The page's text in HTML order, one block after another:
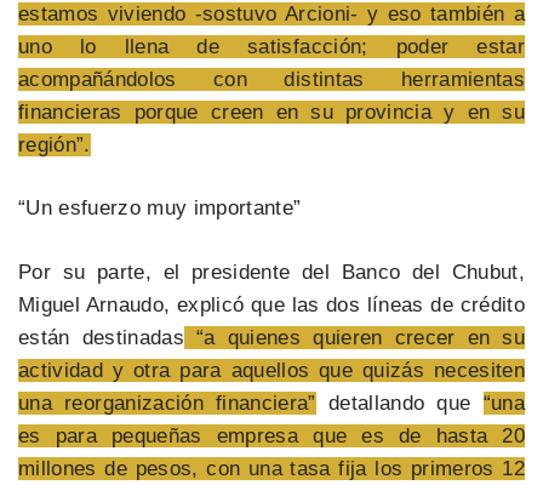
estamos viviendo -sostuvo Arcioni- y eso también a
uno lo llena de satisfacción; poder estar
acompañándolos con distintas herramientas
financieras porque creen en su provincia y en su
región”.
“Un esfuerzo muy importante”
Por su parte, el presidente del Banco del Chubut,
Miguel Arnaudo, explicó que las dos líneas de crédito
están destinadas “a quienes quieren crecer en su
actividad y otra para aquellos que quizás necesiten
una reorganización financiera” detallando que “una
es para pequeñas empresa que es de hasta 20
millones de pesos, con una tasa fija los primeros 12